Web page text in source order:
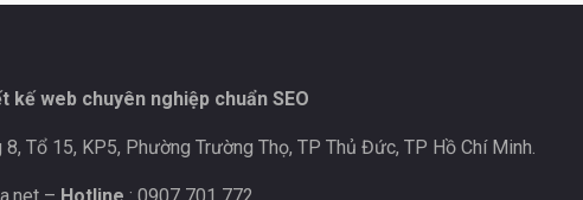
kế web chuyên nghiệp chuẩn SEO
Tổ 15, KP5, Phường Trường Thọ, TP Thủ Đức, TP Hồ Chí Minh.